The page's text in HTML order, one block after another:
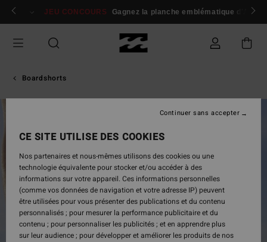
Passer
Se connecter / s'inscrire
JEU CONCOURS Gagnez la planche emblématique d'Andy
Boardshorts
CE SITE UTILISE DES COOKIES
Nos partenaires et nous-mêmes utilisons des cookies ou une
technologie équivalente pour stocker et/ou accéder à des
informations sur votre appareil. Ces informations personnelles
(comme vos données de navigation et votre adresse IP) peuvent
être utilisées pour vous présenter des publications et du contenu
personnalisés ; pour mesurer la performance publicitaire et du
contenu ; pour personnaliser les publicités ; et en apprendre plus
sur leur audience ; pour développer et améliorer les produits de nos
Continuer sans accepter